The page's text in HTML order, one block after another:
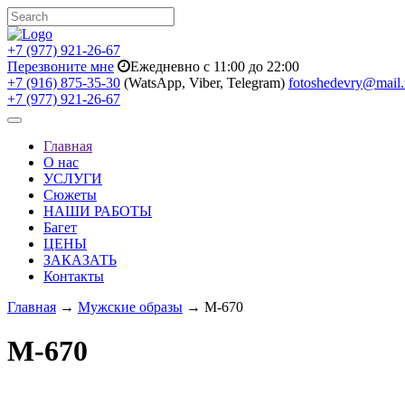
+7 (977) 921-26-67
Перезвоните мне
Ежедневно с 11:00 до 22:00
+7 (916) 875-35-30 (WatsApp, Viber, Telegram)
+7 (977) 921-26-67
Toggle
navigationГлавная
О нас
УСЛУГИ
Сюжеты
НАШИ РАБОТЫ
Багет
ЦЕНЫ
ЗАКАЗАТЬ
Контакты
Главная → Мужские образы → M-670
M-670